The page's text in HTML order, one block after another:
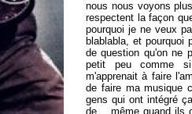
nous nous voyons
respectent la façon
pourquoi je ne veux
blablabla, et pourquoi
de question qu'on ne
petit peu comme
m'apprenait à faire
de faire ma musique
gens qui ont intégré
de… même quand ils